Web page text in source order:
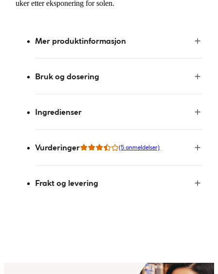
uker etter eksponering for solen.
Mer produktinformasjon
Bruk og dosering
Ingredienser
Vurderinger (5 anmeldelser)
Frakt og levering